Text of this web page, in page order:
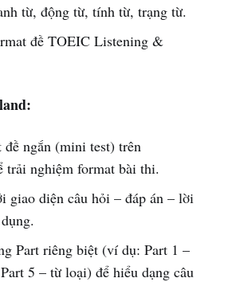
từ, động từ, tính từ, trạng từ.
đề TOEIC Listening &
ngắn (mini test) trên
trải nghiệm format bài thi.
giao diện câu hỏi – đáp án – lời
Part riêng biệt (ví dụ: Part 1 –
5 – từ loại) để hiểu dạng câu